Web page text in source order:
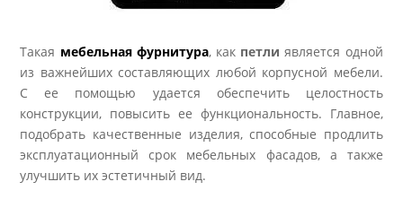
Такая мебельная фурнитура, как петли является одной
из важнейших составляющих любой корпусной мебели.
С ее помощью удается обеспечить целостность
конструкции, повысить ее функциональность. Главное,
подобрать качественные изделия, способные продлить
эксплуатационный срок мебельных фасадов, а также
улучшить их эстетичный вид.